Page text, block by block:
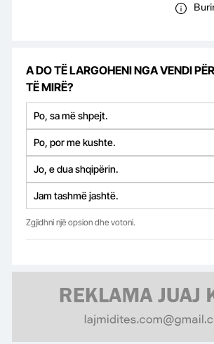
A DO TË LARGOHENI NGA VENDI
TË MIRË?
Po, sa më shpejt.
Po, por me kushte.
Jo, e dua shqipërin.
Jam tashmë jashtë.
Zgjidhni një opsion dhe votoni.